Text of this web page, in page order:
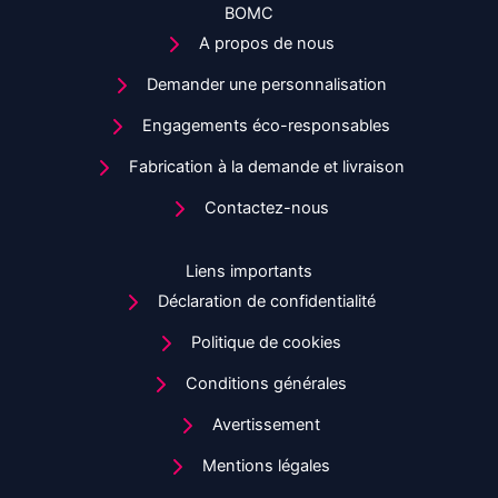
BOMC
A propos de nous
Demander une personnalisation
Engagements éco-responsables
Fabrication à la demande et livraison
Contactez-nous
Liens importants
Déclaration de confidentialité
Politique de cookies
Conditions générales
Avertissement
Mentions légales